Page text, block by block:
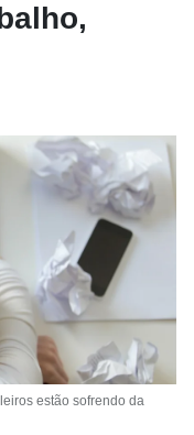
estão sofrendo da